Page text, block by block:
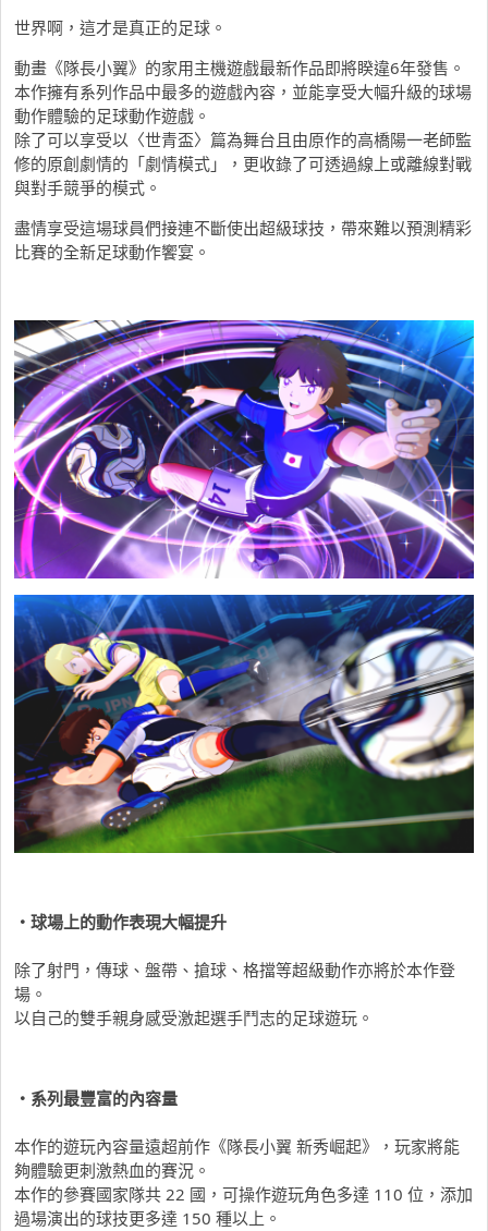
世界啊，這才是真正的足球。
動畫《隊長小翼》的家用主機遊戲最新作品即將睽違6年發售。
本作擁有系列作品中最多的遊戲內容， 並能享受大幅升級的球場
動作體驗的足球動作遊戲。
除了可以享受以〈世青盃〉 篇為舞台且由原作的高橋陽一老師監
修的原創劇情的「劇情模式」， 更收錄了可透過線上或離線對戰
與對手競爭的模式。
盡情享受這場球員們接連不斷使出超級球技， 帶來難以預測精彩
比賽的全新足球動作饗宴。
・球場上的動作表現大幅提升
除了射門，傳球、盤帶、搶球、格擋等超級動作亦將於本作登
場。
以自己的雙手親身感受激起選手鬥志的足球遊玩。
・系列最豐富的內容量
本作的遊玩內容量遠超前作《隊長小翼 新秀崛起》，玩家將能
夠體驗更刺激熱血的賽況。
本作的參賽國家隊共 22 國，可操作遊玩角色多達 110 位， 添加
過場演出的球技更多達 150 種以上。